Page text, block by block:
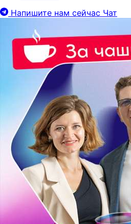
Напишите нам сейчас Чат